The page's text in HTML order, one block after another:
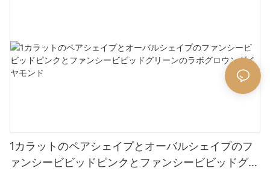
1カラットのペアシェイプとオーバルシェイプのフ
ァンシービビッドピンクとファンシービビッドグリ